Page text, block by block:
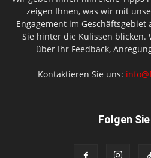
zeigen Ihnen, was wir mit
Engagement im
Sie hinter die Kulissen
über Ihr Feedback,
Kontaktieren Sie uns:
Folgen